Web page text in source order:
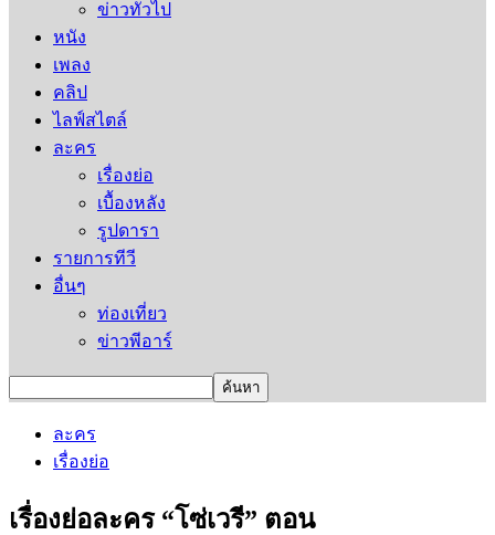
ข่าวทั่วไป
หนัง
เพลง
คลิป
ไลฟ์สไตล์
ละคร
เรื่องย่อ
เบื้องหลัง
รูปดารา
รายการทีวี
อื่นๆ
ท่องเที่ยว
ข่าวพีอาร์
ละคร
เรื่องย่อ
เรื่องย่อละคร “โซ่เวรี” ตอน